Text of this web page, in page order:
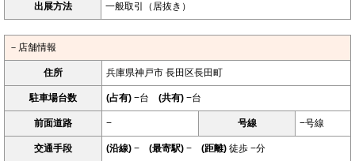
出展方法 一般取引（居抜き）
－店舗情報
住所 兵庫県神戸市 長田区長田町
駐車場台数 (占有) −台 (共有) −台
前面道路 − 号線 −号線
交通手段 (沿線) − (最寄駅) − (距離) 徒歩 −分